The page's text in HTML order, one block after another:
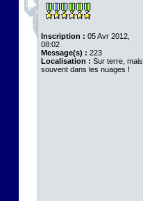
Inscription : 05 Avr 2012,
08:02
Message(s) : 223
Localisation : Sur terre, mais
souvent dans les nuages !